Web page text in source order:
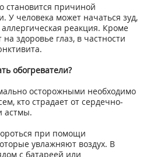
становится причиной
У человека может начаться зуд,
реакция. Кроме
здоровье глаз, в частности
обогреватели?
осторожными необходимо
кто страдает от сердечно-
астмы.
при помощи
увлажняют воздух. В
с батареей или